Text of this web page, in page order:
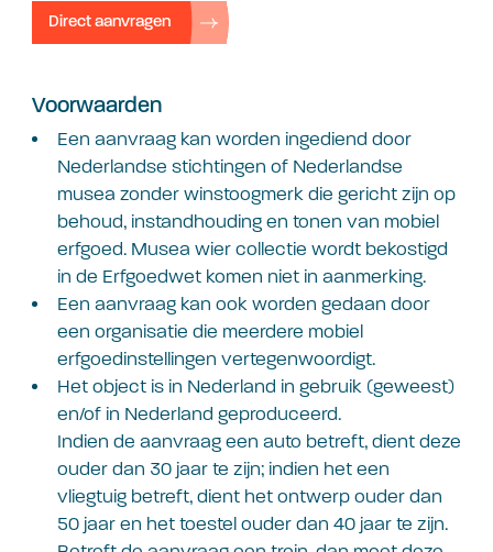
Direct aanvragen
Voorwaarden
Een aanvraag kan worden ingediend door
Nederlandse stichtingen of Nederlandse
musea zonder winstoogmerk die gericht zijn op
behoud, instandhouding en tonen van mobiel
erfgoed. Musea wier collectie wordt bekostigd
in de Erfgoedwet komen niet in aanmerking.
Een aanvraag kan ook worden gedaan door
een organisatie die meerdere mobiel
erfgoedinstellingen vertegenwoordigt.
Het object is in Nederland in gebruik (geweest)
en/of in Nederland geproduceerd.
Indien de aanvraag een auto betreft, dient deze
ouder dan 30 jaar te zijn; indien het een
vliegtuig betreft, dient het ontwerp ouder dan
50 jaar en het toestel ouder dan 40 jaar te zijn.